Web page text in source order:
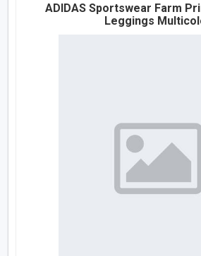
ADIDAS Sportswear Farm
Leggings